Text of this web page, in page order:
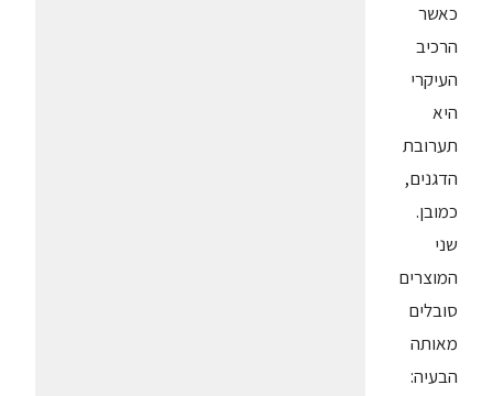
כאשר
הרכיב
העיקרי
היא
תערובת
הדגנים,
כמובן.
שני
המוצרים
סובלים
מאותה
הבעיה: